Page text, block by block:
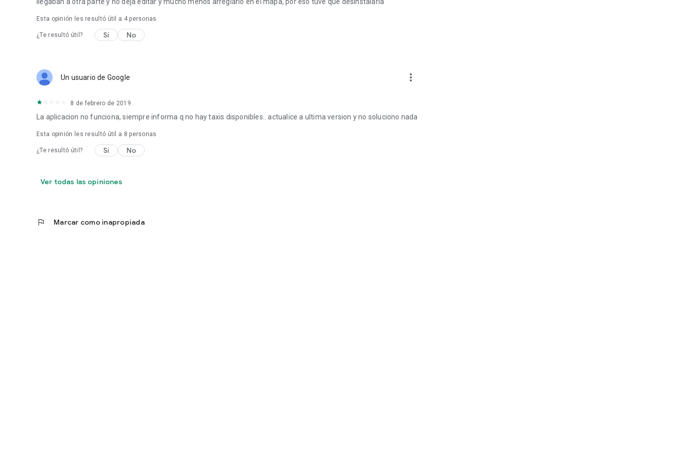
Esta opinión les resultó útil a 4personas
¿Te resultó útil? Sí No
Un usuario de Google more_vert
8 de febrero de 2019
La aplicacion no funciona, siempre informa q no hay taxis disponibles.. actualice a ultima version y no soluciono nada
Esta opinión les resultó útil a 8 personas
¿Te resultó útil? Sí No
Ver todas las opiniones
flag Marcar como inapropiada